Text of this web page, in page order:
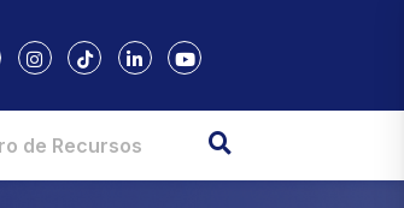
de Recursos